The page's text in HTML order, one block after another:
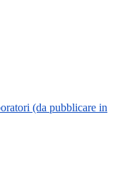
(da pubblicare in